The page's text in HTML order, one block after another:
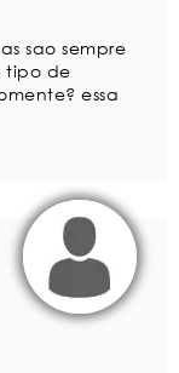
sao sempre
tipo de
essa